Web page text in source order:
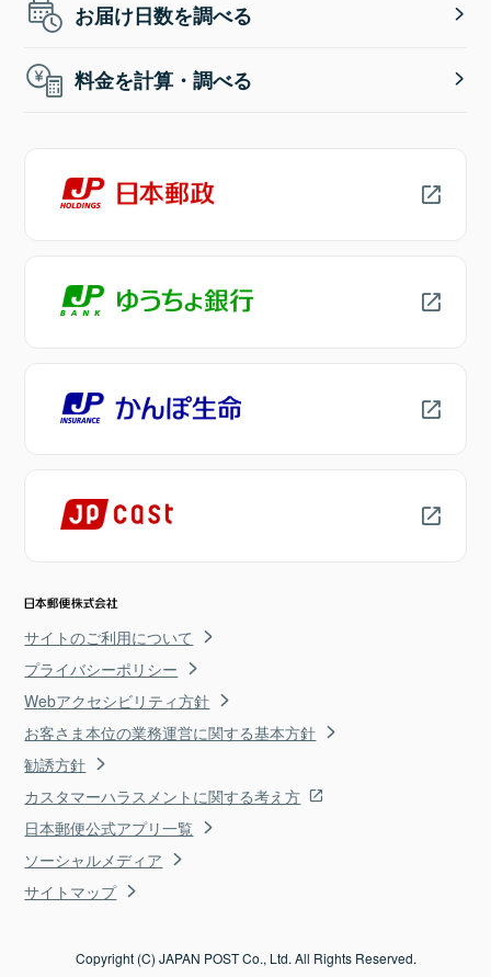
お届け日数を調べる
料金を計算・調べる
サイトのご利用について
プライバシーポリシー
Webアクセシビリティ方針
お客さま本位の業務運営に関する基本方針
勧誘方針
カスタマーハラスメントに関する考え方
日本郵便公式アプリ一覧
ソーシャルメディア
サイトマップ
Copyright (C) JAPAN POST Co., Ltd. All Rights Reserved.